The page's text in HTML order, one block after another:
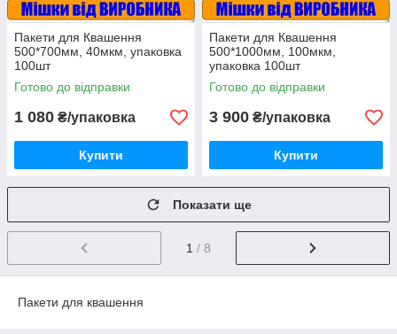
Пакети для Квашення
500*700мм, 40мкм, упаковка
100шт
Готово до відправки
1 080 ₴/упаковка
Купити
Пакети для Квашення
500*1000мм, 100мкм,
упаковка 100шт
Готово до відправки
3 900 ₴/упаковка
Купити
Показати ще
1 / 8
Пакети для квашення